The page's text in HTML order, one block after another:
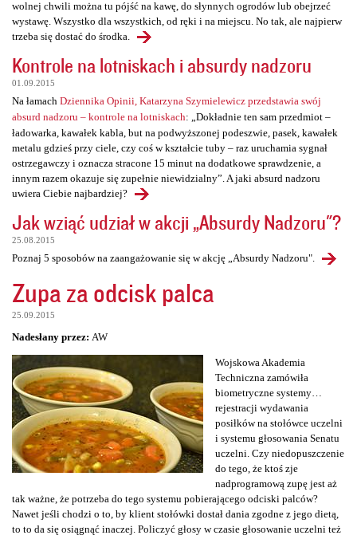
wolnej chwili można tu pójść na kawę, do słynnych ogrodów lub obejrzeć
wystawę. Wszystko dla wszystkich, od ręki i na miejscu. No tak, ale najpierw
trzeba się dostać do środka.
Kontrole na lotniskach i absurdy nadzoru
01.09.2015
Na łamach Dziennika Opinii, Katarzyna Szymielewicz przedstawia swój
absurd nadzoru – kontrole na lotniskach: „Dokładnie ten sam przedmiot –
ładowarka, kawałek kabla, but na podwyższonej podeszwie, pasek, kawałek
metalu gdzieś przy ciele, czy coś w kształcie tuby – raz uruchamia sygnał
ostrzegawczy i oznacza stracone 15 minut na dodatkowe sprawdzenie, a
innym razem okazuje się zupełnie niewidzialny”. A jaki absurd nadzoru
uwiera Ciebie najbardziej?
Jak wziąć udział w akcji „Absurdy Nadzoru"?
25.08.2015
Poznaj 5 sposobów na zaangażowanie się w akcję „Absurdy Nadzoru".
Zupa za odcisk palca
25.09.2015
Nadesłany przez: AW
Wojskowa Akademia
Techniczna zamówiła
biometryczne systemy…
rejestracji wydawania
posiłków na stołówce uczelni
i systemu głosowania Senatu
uczelni. Czy niedopuszczenie
do tego, że ktoś zje
nadprogramową zupę jest aż
tak ważne, że potrzeba do tego systemu pobierającego odciski palców?
Nawet jeśli chodzi o to, by klient stołówki dostał dania zgodne z jego dietą,
to to da się osiągnąć inaczej. Policzyć głosy w czasie głosowanie uczelni też